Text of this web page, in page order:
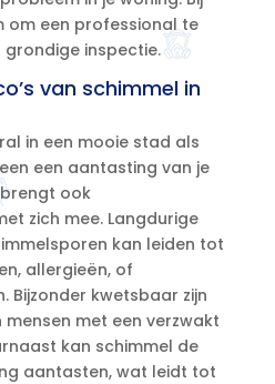
om een professional te
inspectie.​
van schimmel in
in een mooie stad als
een aantasting van je
ook
zich mee.​ Langdurige
kan leiden tot
allergieën, of
Bijzonder kwetsbaar zijn
mensen met een verzwakt
kan schimmel de
aantasten, wat leidt tot